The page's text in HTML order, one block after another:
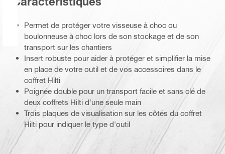
Permet de protéger votre visseuse à choc ou
boulonneuse à choc lors de son stockage et de son
transport sur les chantiers
Insert robuste pour aider à protéger et simplifier la mise
en place de votre outil et de vos accessoires dans le
coffret Hilti
Poignée double pour un transport facile et sans clé de
deux coffrets Hilti d'une seule main
Trois plaques de visualisation sur les côtés du coffret
Hilti pour indiquer le type d'outil